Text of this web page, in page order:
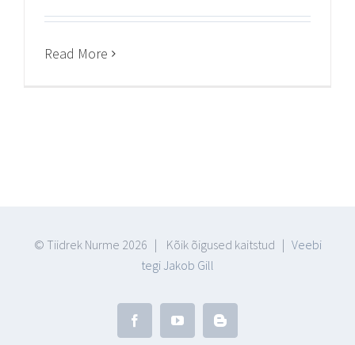
Read More
© Tiidrek Nurme 2026 | Kõik õigused kaitstud | Veebi
tegi Jakob Gill
FacebookYouTubeBlogger